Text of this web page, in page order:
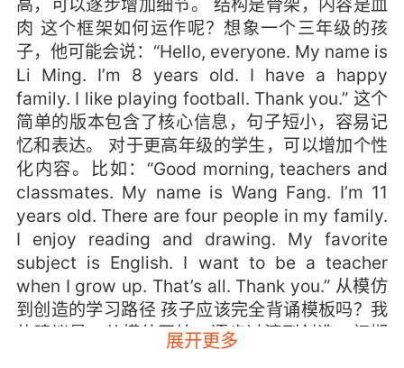
高，可以逐步增加细节。 结构是骨架，内容是血
肉 这个框架如何运作呢？想象一个三年级的孩
子，他可能会说：“Hello, everyone. My name is
Li Ming. I’m 8 years old. I have a happy
family. I like playing football. Thank you.” 这个
简单的版本包含了核心信息，句子短小，容易记
忆和表达。 对于更高年级的学生，可以增加个性
化内容。比如：“Good morning, teachers and
classmates. My name is Wang Fang. I’m 11
years old. There are four people in my family.
I enjoy reading and drawing. My favorite
subject is English. I want to be a teacher
when I grow up. That’s all. Thank you.” 从模仿
到创造的学习路径 孩子应该完全背诵模板吗？我
的建议是：从模仿开始，逐步过渡到创造。初期
阶段，提供一个标准模板是必要的，这能帮助他
展开更多